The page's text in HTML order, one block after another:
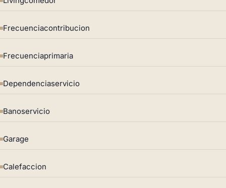
Frecuenciacontribucion
Frecuenciaprimaria
Dependenciaservicio
Banoservicio
Garage
Calefaccion